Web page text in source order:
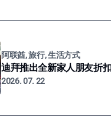
阿联酋, 旅行, 生活方式
迪拜推出全新家人朋友折
2026. 07. 22